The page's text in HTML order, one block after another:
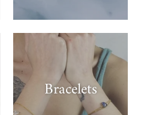
Bracelets